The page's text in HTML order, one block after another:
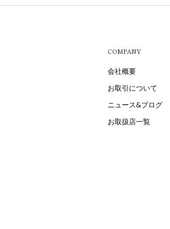
COMPANY
会社概要
お取引について
ニュース&ブログ
お取扱店一覧